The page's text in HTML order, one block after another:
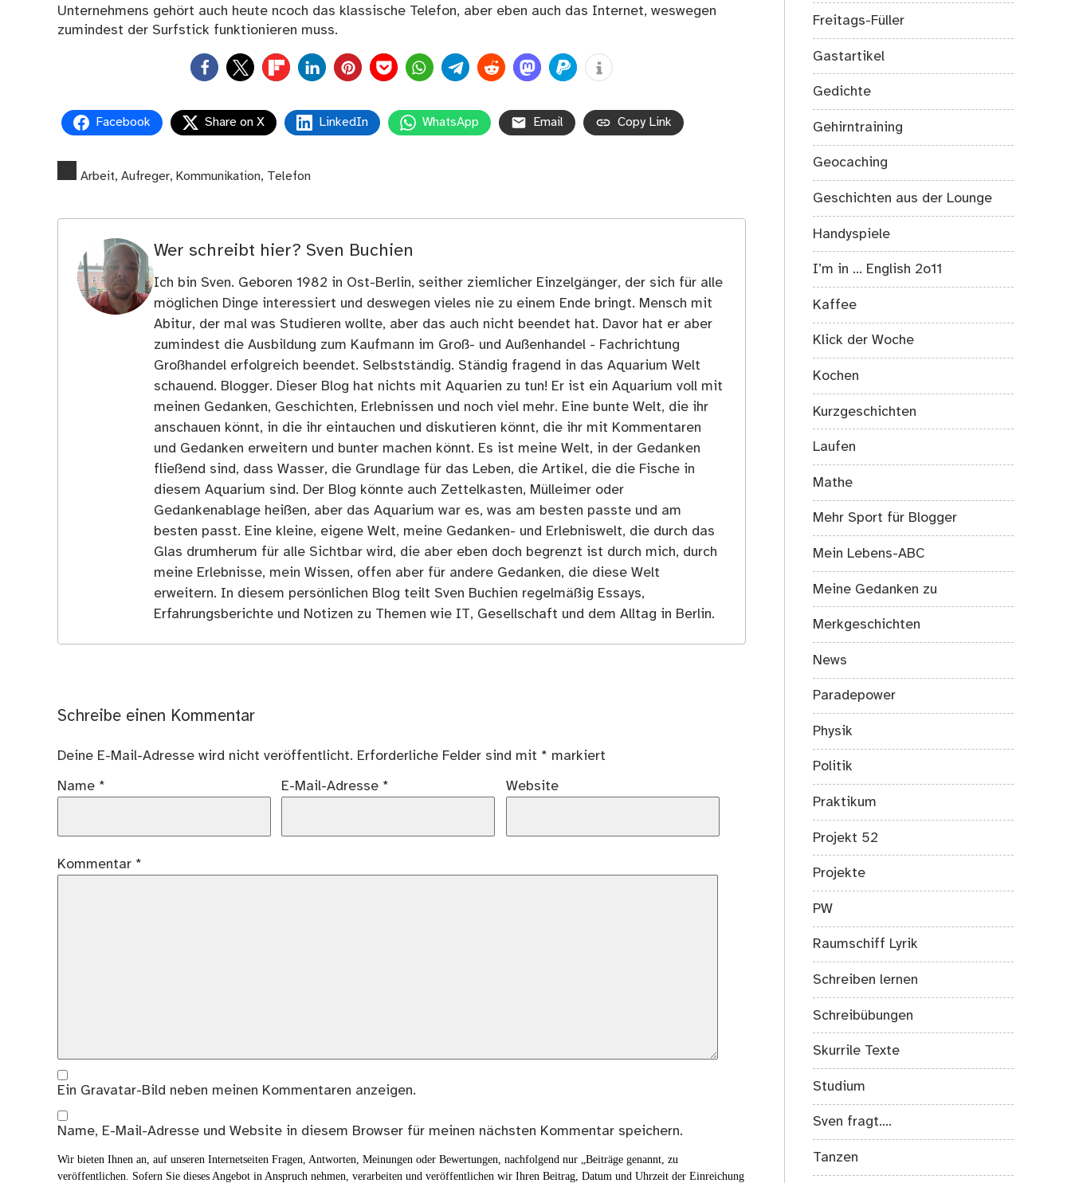
Unternehmens gehört auch heute ncoch das klassische Telefon, aber eben auch das Internet, weswegen
zumindest der Surfstick funktionieren muss.
0
Facebook Share on X LinkedIn WhatsApp Email Copy Link
Arbeit, Aufreger, Kommunikation, Telefon
Wer schreibt hier? Sven Buchien
Ich bin Sven. Geboren 1982 in Ost-Berlin, seither ziemlicher Einzelgänger, der sich für alle
möglichen Dinge interessiert und deswegen vieles nie zu einem Ende bringt. Mensch mit
Abitur, der mal was Studieren wollte, aber das auch nicht beendet hat. Davor hat er aber
zumindest die Ausbildung zum Kaufmann im Groß- und Außenhandel - Fachrichtung
Großhandel erfolgreich beendet. Selbstständig. Ständig fragend in das Aquarium Welt
schauend. Blogger. Dieser Blog hat nichts mit Aquarien zu tun! Er ist ein Aquarium voll mit
meinen Gedanken, Geschichten, Erlebnissen und noch viel mehr. Eine bunte Welt, die ihr
anschauen könnt, in die ihr eintauchen und diskutieren könnt, die ihr mit Kommentaren
und Gedanken erweitern und bunter machen könnt. Es ist meine Welt, in der Gedanken
fließend sind, dass Wasser, die Grundlage für das Leben, die Artikel, die die Fische in
diesem Aquarium sind. Der Blog könnte auch Zettelkasten, Mülleimer oder
Gedankenablage heißen, aber das Aquarium war es, was am besten passte und am
besten passt. Eine kleine, eigene Welt, meine Gedanken- und Erlebniswelt, die durch das
Glas drumherum für alle Sichtbar wird, die aber eben doch begrenzt ist durch mich, durch
meine Erlebnisse, mein Wissen, offen aber für andere Gedanken, die diese Welt
erweitern. In diesem persönlichen Blog teilt Sven Buchien regelmäßig Essays,
Erfahrungsberichte und Notizen zu Themen wie IT, Gesellschaft und dem Alltag in Berlin.
Schreibe einen Kommentar
Deine E-Mail-Adresse wird nicht veröffentlicht. Erforderliche Felder sind mit * markiert
Name * E-Mail-Adresse * Website
Kommentar *
Ein Gravatar-Bild neben meinen Kommentaren anzeigen.
Name, E-Mail-Adresse und Website in diesem Browser für meinen nächsten Kommentar speichern.
Wir bieten Ihnen an, auf unseren Internetseiten Fragen, Antworten, Meinungen oder Bewertungen, nachfolgend nur „Beiträge genannt, zu
veröffentlichen. Sofern Sie dieses Angebot in Anspruch nehmen, verarbeiten und veröffentlichen wir Ihren Beitrag, Datum und Uhrzeit der Einreichung
Freitags-Füller
Gastartikel
Gedichte
Gehirntraining
Geocaching
Geschichten aus der Lounge
Handyspiele
I’m in … English 2o11
Kaffee
Klick der Woche
Kochen
Kurzgeschichten
Laufen
Mathe
Mehr Sport für Blogger
Mein Lebens-ABC
Meine Gedanken zu
Merkgeschichten
News
Paradepower
Physik
Politik
Praktikum
Projekt 52
Projekte
PW
Raumschiff Lyrik
Schreiben lernen
Schreibübungen
Skurrile Texte
Studium
Sven fragt….
Tanzen